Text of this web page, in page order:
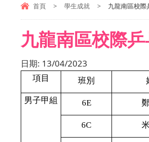
首頁 > 學生成就 > 九龍南區校際
九龍南區校際
日期: 13/04/2023
項目 班別
男子甲組 6E
6C